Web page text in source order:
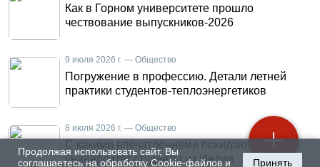
Продолжая использовать сайт, Вы
соглашаетесь на обработку Cookie-файлов и
Принять
Как в Горном университете прошло
чествование выпускников-2026
9 июля 2026 г. — Общество
Погружение в профессию. Детали летней
практики студентов-теплоэнергетиков
8 июля 2026 г. — Общество
С какими впечатлениями покидают Горный
университет студенты из Индии